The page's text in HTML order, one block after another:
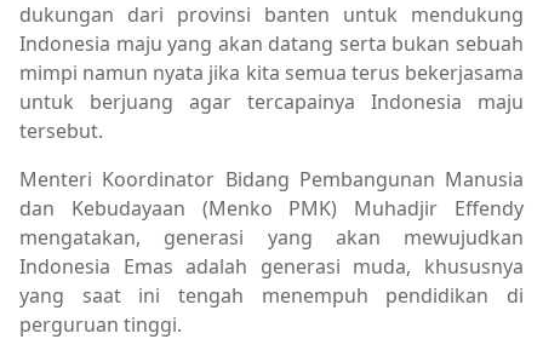
dukungan dari provinsi banten untuk mendukung
Indonesia maju yang akan datang serta bukan sebuah
mimpi namun nyata jika kita semua terus bekerjasama
untuk berjuang agar tercapainya Indonesia maju
tersebut.
Menteri Koordinator Bidang Pembangunan Manusia
dan Kebudayaan (Menko PMK) Muhadjir Effendy
mengatakan, generasi yang akan mewujudkan
Indonesia Emas adalah generasi muda, khususnya
yang saat ini tengah menempuh pendidikan di
perguruan tinggi.